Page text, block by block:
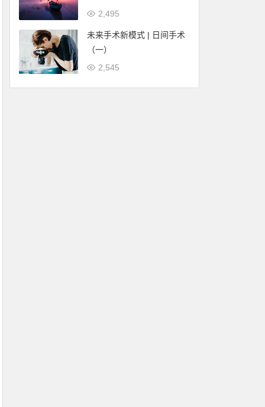
2,495
未来手术新模式 | 日间手术
（一）
2,545